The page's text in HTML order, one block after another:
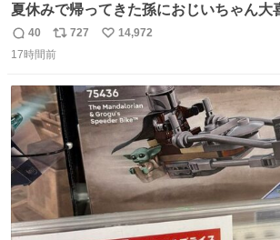
夏休みで帰ってきた孫におじいちゃん
コマ漫画 #Web漫画 #漫画が読めるハッ
返
信
40
リ
ポ
ト
数
727
い
数
14,972
17時間前